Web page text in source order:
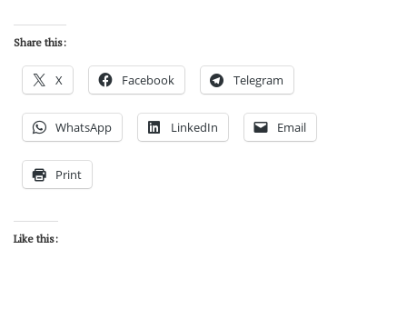
Share this:
X Facebook Telegram
WhatsApp LinkedIn Email
Print
Like this: